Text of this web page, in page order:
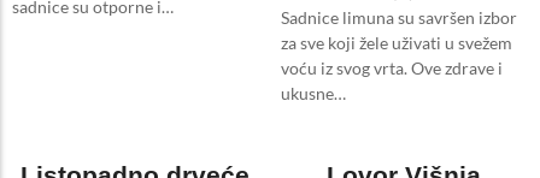
sadnice su otporne i…
Sadnice limuna su savršen izbor
za sve koji žele uživati u svežem
voću iz svog vrta. Ove zdrave i
ukusne…